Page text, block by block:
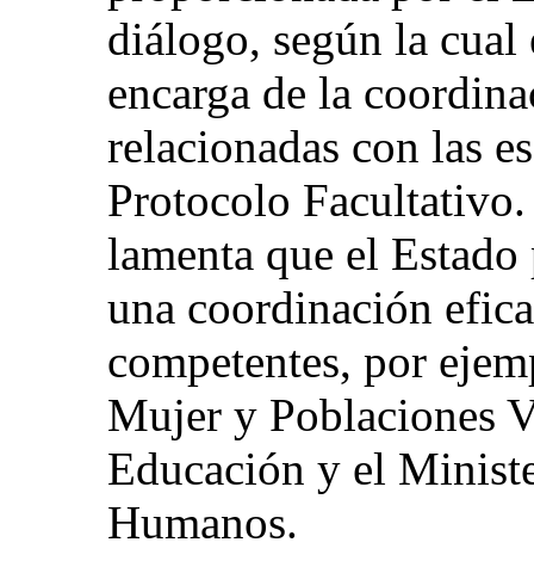
diálogo, según la
encarga de la
relacionadas con las
Protocolo
lamenta que el
una coordinación
competentes, por
Mujer y Poblaciones
Educación y el
Humanos.